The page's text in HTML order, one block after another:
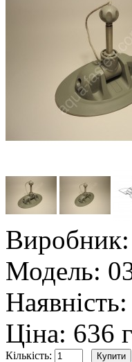
Виробник:
Модель:
Наявність:
Ціна: 636
Кількість: